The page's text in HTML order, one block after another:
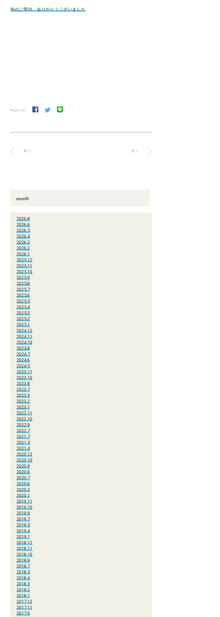
布のご寄付、ありがとうございました
2026.8
2026.6
2026.5
2026.4
2026.3
2026.2
2026.1
2025.12
2025.11
2025.10
2025.9
2025.8
2025.7
2025.6
2025.5
2025.4
2025.3
2025.2
2025.1
2024.12
2024.11
2024.10
2024.8
2024.7
2024.6
2024.5
2023.11
2023.10
2023.8
2023.7
2023.3
2023.2
2023.1
2022.11
2022.10
2022.9
2022.7
2021.7
2021.5
2021.4
2020.12
2020.10
2020.9
2020.8
2020.7
2020.6
2020.2
2020.1
2019.11
2019.10
2019.9
2019.7
2019.5
2019.4
2019.1
2018.12
2018.11
2018.10
2018.9
2018.7
2018.5
2018.4
2018.3
2018.2
2018.1
2017.12
2017.11
2017.9